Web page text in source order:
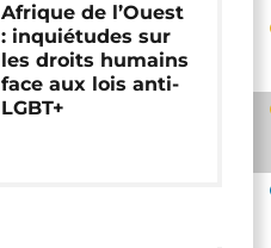
Afrique de l’Ouest
: inquiétudes sur
les droits humains
face aux lois anti-
LGBT+